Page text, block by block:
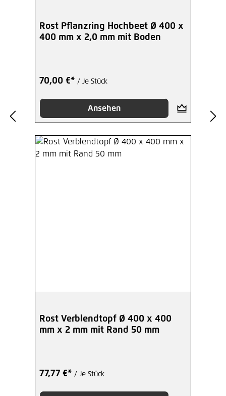
Rost Pflanzring Hochbeet Ø 400 x
400 mm x 2,0 mm mit Boden
70,00 €* / Je Stück
Ansehen
Rost Verblendtopf Ø 400 x 400
mm x 2 mm mit Rand 50 mm
77,77 €* / Je Stück